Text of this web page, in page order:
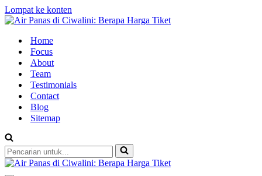
Lompat ke konten
Home
Focus
About
Team
Testimonials
Contact
Blog
Sitemap
Pencarian
untuk...